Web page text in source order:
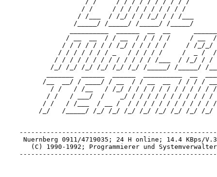
                    / /     / / / / / / / / / /
                   / /___  / /_/ / / /_/ / / /___
                  /_____/ /_____/ /_____/ /_____/
/ __  __  / / __  / / / / /     / __
/ / / / / / / /_/ / / / / /     / /_/_/
/ / / / / / / _   / / / / /     /  _ /
/ / / / / / / / / / / / / /___  / /_/ / /
/_/ /_/ /_/ /_/ /_/ /_/ /_____/ /_____/ /
/__  __/ / ____/ / __  / / __  __  / / / /
/ /   / /__   / /_/ / / / / / / / / / / /
/ /   / ___/  /    _/ / / / / / / / / / / /
/ /   / /___  / __ /  / / / / / / / / / / /
/_/   /_____/ /_/ /_/ /_/ /_/ /_/ /_/ /_/ /_/
Nuernberg 0911/4719035; 24 H online; 14.4 KBps/
(C) 1990-1992; Programmierer und